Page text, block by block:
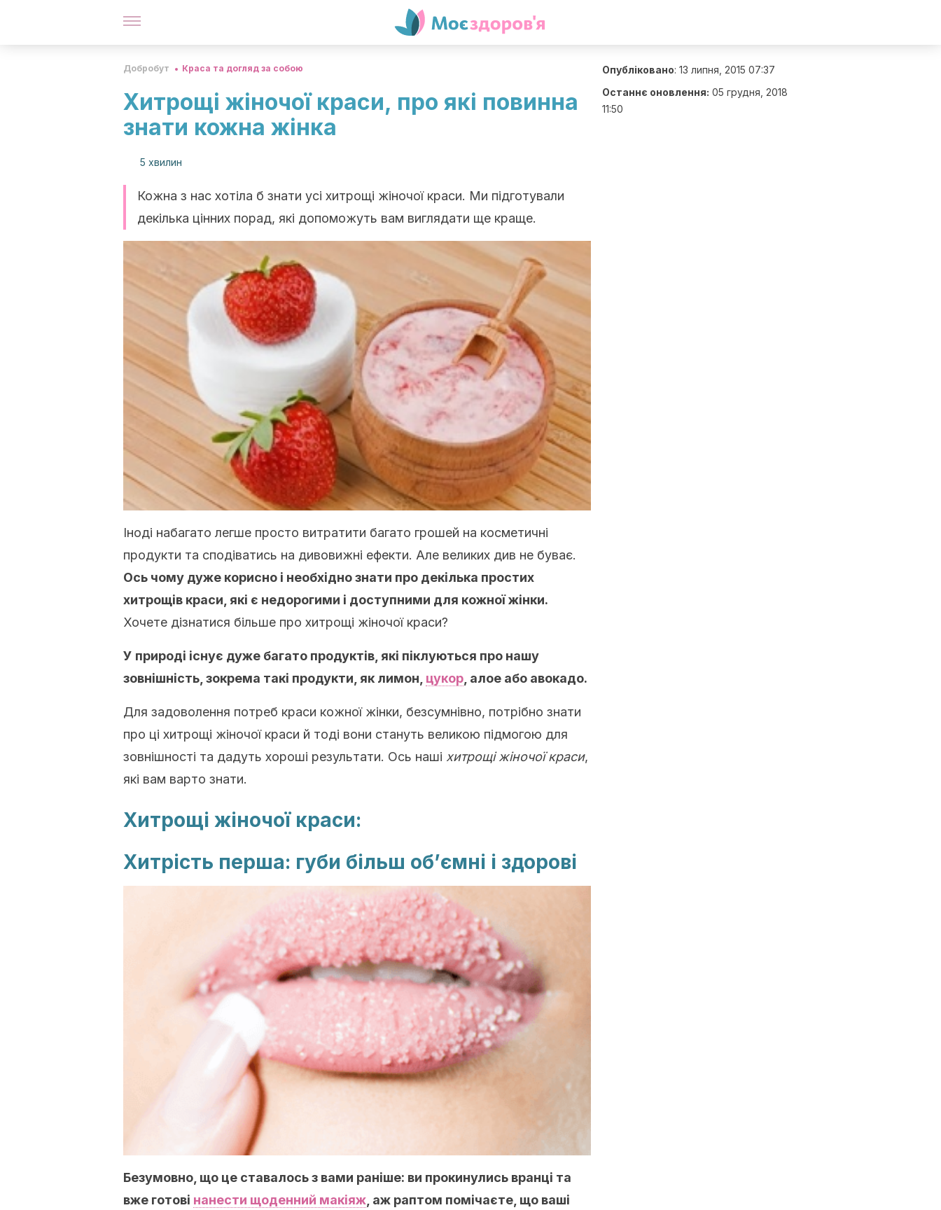
Добробут Краса та догляд за собою
Хитрощі жіночої краси, про які повинна
знати кожна жінка
5 хвилин
Кожна з нас хотіла б знати усі хитрощі жіночої краси. Ми підготували
декілька цінних порад, які допоможуть вам виглядати ще краще.
Іноді набагато легше просто витратити багато грошей на косметичні
продукти та сподіватись на дивовижні ефекти. Але великих див не буває.
Ось чому дуже корисно і необхідно знати про декілька простих
хитрощів краси, які є недорогими і доступними для кожної жінки.
Хочете дізнатися більше про хитрощі жіночої краси?
У природі існує дуже багато продуктів, які піклуються про нашу
зовнішність, зокрема такі продукти, як лимон, цукор , алое або авокадо.
Для задоволення потреб краси кожної жінки, безсумнівно, потрібно знати
про ці хитрощі жіночої краси й тоді вони стануть великою підмогою для
зовнішності та дадуть хороші результати. Ось наші хитрощі жіночої краси,
які вам варто знати.
Хитрощі жіночої краси:
Хитрість перша: губи більш об’ємні і здорові
Безумовно, що це ставалось з вами раніше: ви прокинулись вранці та
вже готові нанести щоденний макіяж , аж раптом помічаєте, що ваші
Опубліковано: 13 липня, 2015 07:37
Останнє оновлення: 05 грудня, 2018
11:50